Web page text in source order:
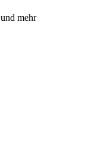
mehr